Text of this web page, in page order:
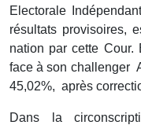
Electorale
résultats provisoires,
nation par cette
face à son challenger
45,02%, après
Dans la